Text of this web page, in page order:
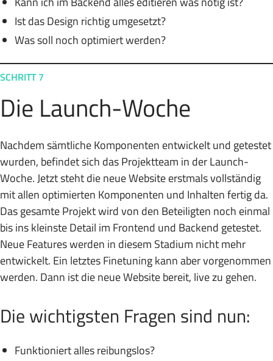
Ist das Design richtig umgesetzt?
Was soll noch optimiert werden?
SCHRITT 7
Die Launch-Woche
Nachdem sämtliche Komponenten entwickelt und getestet
wurden, befindet sich das Projektteam in der Launch-
Woche. Jetzt steht die neue Website erstmals vollständig
mit allen optimierten Komponenten und Inhalten fertig da.
Das gesamte Projekt wird von den Beteiligten noch einmal
bis ins kleinste Detail im Frontend und Backend getestet.
Neue Features werden in diesem Stadium nicht mehr
entwickelt. Ein letztes Finetuning kann aber vorgenommen
werden. Dann ist die neue Website bereit, live zu gehen.
Die wichtigsten Fragen sind nun:
Funktioniert alles reibungslos?